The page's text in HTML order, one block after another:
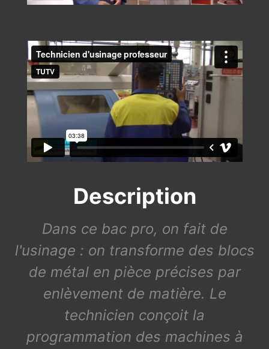
Description
Dans ce bac pro, on fait de
l'usinage : on transforme des blocs
de métal en pièce précises par
enlèvement de matière. Le
technicien conçoit la
programmation des machines à